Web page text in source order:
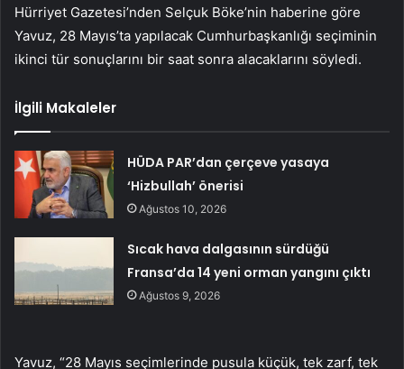
Hürriyet Gazetesi’nden Selçuk Böke’nin haberine göre
Yavuz, 28 Mayıs’ta yapılacak Cumhurbaşkanlığı seçiminin
ikinci tür sonuçlarını bir saat sonra alacaklarını söyledi.
İlgili Makaleler
HÜDA PAR’dan çerçeve yasaya
‘Hizbullah’ önerisi
Ağustos 10, 2026
Sıcak hava dalgasının sürdüğü
Fransa’da 14 yeni orman yangını çıktı
Ağustos 9, 2026
Yavuz, “28 Mayıs seçimlerinde pusula küçük, tek zarf, tek